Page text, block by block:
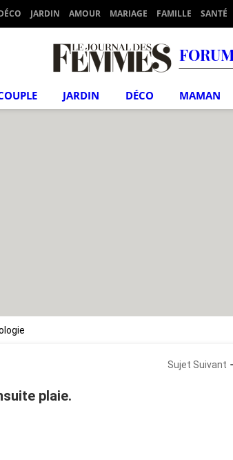
JARDIN AMOUR MARIAGE FAMILLE SANTÉ
JARDIN DÉCO MAMAN
Sujet Suivant
plaie.